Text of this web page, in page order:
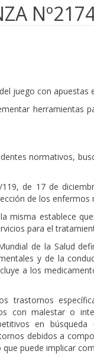
juego con
herramientas
normativos,
de 17 de
de los
misma establece
para el
de la Salud
y de la
a los
trastornos
con malestar o
en
debidos a
puede implicar